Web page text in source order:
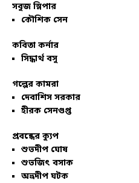
সবুজ স্লিপার
কৌশিক সেন
কবিতা কর্নার
সিদ্ধার্থ বসু
গল্পের কামরা
দেবাশিস সরকার
হীরক সেনগুপ্ত
প্রবন্ধের ক্যুপ
শুভদীপ ঘোষ
শুভজিৎ বসাক
অভ্রদীপ ঘটক